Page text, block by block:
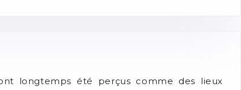
longtemps été perçus comme des lieux